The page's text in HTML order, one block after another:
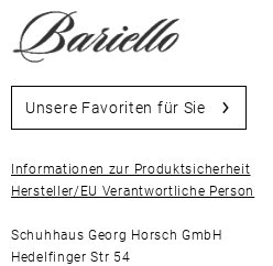
Unsere Favoriten für Sie
Informationen zur Produktsicherheit
Hersteller/EU Verantwortliche Person
Schuhhaus Georg Horsch GmbH
Hedelfinger Str 54